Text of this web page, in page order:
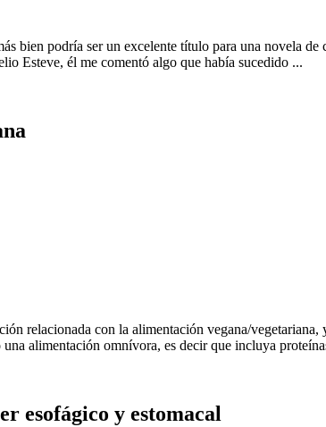
bien podría ser un excelente título para una novela
Esteve, él me comentó algo que había sucedido ...
relacionada con la alimentación vegana/
alimentación omnívora, es decir que incluya
esofágico y estomacal